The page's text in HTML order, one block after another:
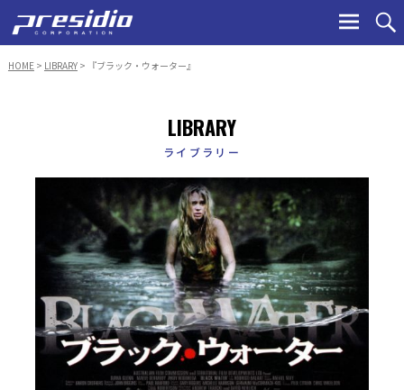
to
HOME> LIBRARY> 『ブラック・ウォーター』
LIBRARY
ライブラリー